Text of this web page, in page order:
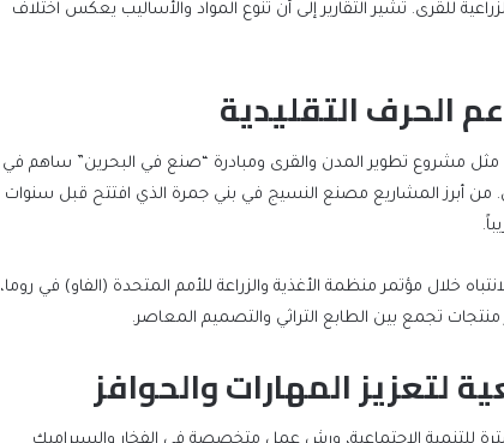
للقرى. تشير التقارير إلى أن تنوع المواد والأساليب يعكس اختلاف
الحرف التقليدية
مثل مشروع تطوير المدن والقرى ومبادرة “صنع في البحرين” ساهم في
من أبرز المشاريع مصنع النسيج في بني جمرة الذي افتتح قبل سنوات
خلال مؤتمر منظمة الأغذية والزراعة للأمم المتحدة (الفاو) في روما،
تجمع بين الطابع التراثي والتصميم المعاصر.
المهارات والحوافز